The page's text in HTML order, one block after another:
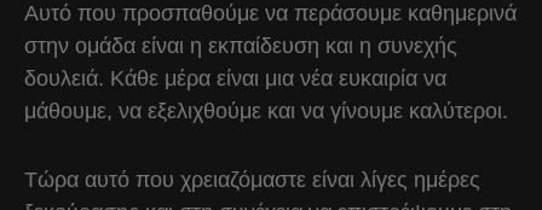
Αυτό που προσπαθούμε να περάσουμε καθημερινά
στην ομάδα είναι η εκπαίδευση και η συνεχής
δουλειά. Κάθε μέρα είναι μια νέα ευκαιρία να
μάθουμε, να εξελιχθούμε και να γίνουμε καλύτεροι.
Τώρα αυτό που χρειαζόμαστε είναι λίγες ημέρες